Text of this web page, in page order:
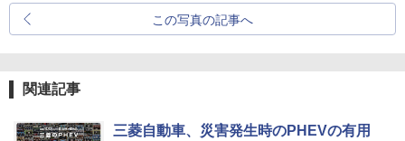
この写真の記事へ
関連記事
三菱自動車、災害発生時のPHEVの有用